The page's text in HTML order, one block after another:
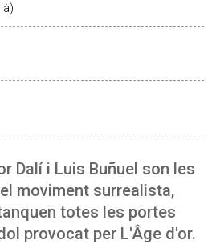
Dalí i Luis Buñuel son les
moviment surrealista,
totes les portes
provocat per L'Âge d'or.